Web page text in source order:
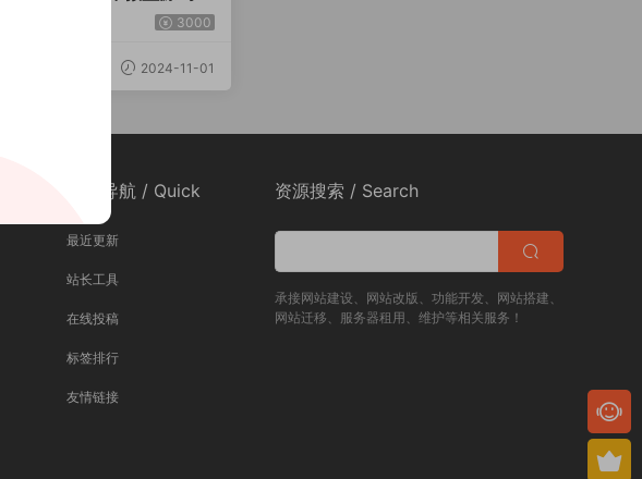
3000
2024-11-01
快捷导航 / Quick
最近更新
站长工具
在线投稿
标签排行
友情链接
资源搜索 / Search
承接网站建设、网站改版、功能开发、网站搭建、
网站迁移、服务器租用、维护等相关服务！